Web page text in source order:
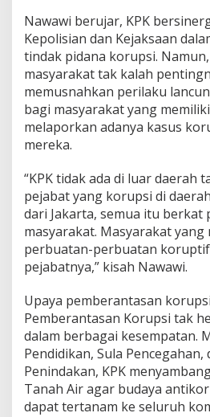
t
d
a
l
a
m
P
e
m
r
a
n
t
a
s
a
K
o
r
u
p
s
Nawawi berujar, KPK
Kepolisian dan Kejaksaan
tindak pidana korupsi.
masyarakat tak kalah
memusnahkan perilaku
bagi masyarakat yang
melaporkan adanya kasus
mereka.
“KPK tidak ada di luar daerah
pejabat yang korupsi di
dari Jakarta, semua itu berkat
masyarakat. Masyarakat
perbuatan-perbuatan
pejabatnya,” kisah Nawawi.
Upaya pemberantasan
Pemberantasan Korupsi tak
dalam berbagai kesempatan.
Pendidikan, Sula Pencegahan,
Penindakan, KPK
Tanah Air agar budaya
dapat tertanam ke seluruh